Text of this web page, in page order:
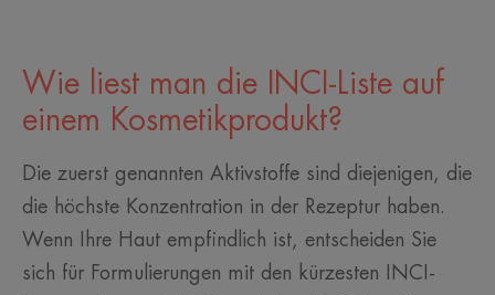
Wie liest man die INCI-Liste auf
einem Kosmetikprodukt?
Die zuerst genannten Aktivstoffe sind diejenigen, die
die höchste Konzentration in der Rezeptur haben.
Wenn Ihre Haut empfindlich ist, entscheiden Sie
sich für Formulierungen mit den kürzesten INCI-